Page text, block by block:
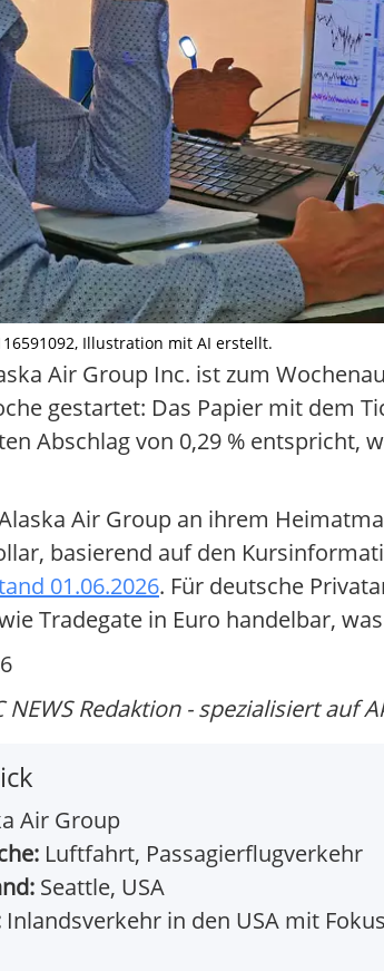
Illustration mit AI erstellt.
Air Group Inc. ist zum
gestartet: Das Papier mit dem
Abschlag von 0,29 % entspricht,
Air Group an ihrem
basierend auf den
01.06.2026. Für deutsche
Tradegate in Euro handelbar,
NEWS Redaktion - spezialisiert auf
Air Group
Luftfahrt, Passagierflugverkehr
Seattle, USA
Inlandsverkehr in den USA mit